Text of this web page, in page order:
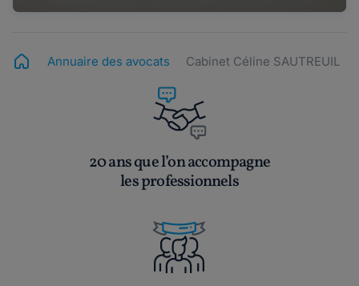
Annuaire des avocats Cabinet Céline SAUTREUIL
20 ans que l’on accompagne
les professionnels